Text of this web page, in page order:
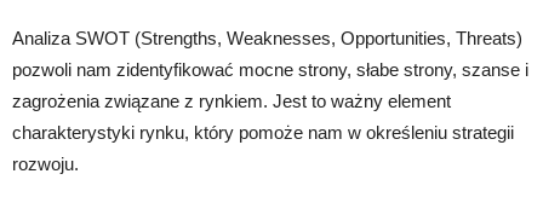
Analiza SWOT (Strengths, Weaknesses, Opportunities, Threats)
pozwoli nam zidentyfikować mocne strony, słabe strony, szanse i
zagrożenia związane z rynkiem. Jest to ważny element
charakterystyki rynku, który pomoże nam w określeniu strategii
rozwoju.